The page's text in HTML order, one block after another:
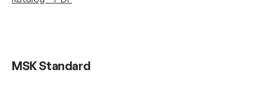
MSK Standard